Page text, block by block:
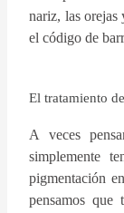
nariz, las orejas
el código de
El tratamiento
A veces
simplemente
pigmentación
pensamos que